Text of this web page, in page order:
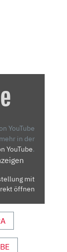
YouTube
in der
YouTube.
mit
öffnen